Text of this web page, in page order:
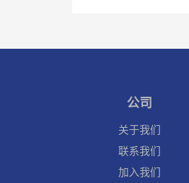
公司
关于我们
联系我们
加入我们